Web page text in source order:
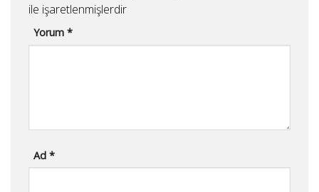
ile işaretlenmişlerdir
Yorum*
Ad*